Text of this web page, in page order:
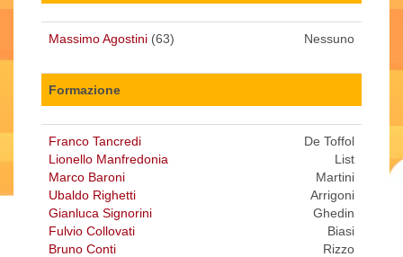
Massimo Agostini (63) Nessuno
Formazione
Franco Tancredi
Lionello Manfredonia
Marco Baroni
Ubaldo Righetti
Gianluca Signorini
Fulvio Collovati
Bruno Conti
De Toffol
List
Martini
Arrigoni
Ghedin
Biasi
Rizzo